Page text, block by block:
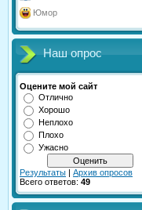
Юмор
Наш опрос
Оцените мой сайт
Отлично
Хорошо
Неплохо
Плохо
Ужасно
Результаты | Архив опросов
Всего ответов: 49